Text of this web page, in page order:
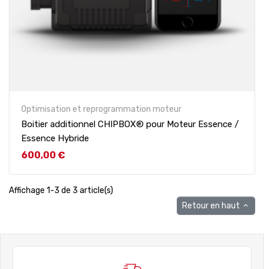
Optimisation et reprogrammation moteur
Boitier additionnel CHIPBOX® pour Moteur Essence /
Essence Hybride
Prix
600,00 €
Affichage 1-3 de 3 article(s)
Retour en haut 